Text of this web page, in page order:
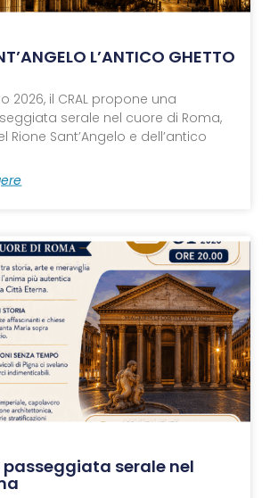
L’ANTICO GHETTO
2026, il CRAL propone una
serale nel cuore di Roma,
Sant’Angelo e dell’antico
passeggiata serale nel